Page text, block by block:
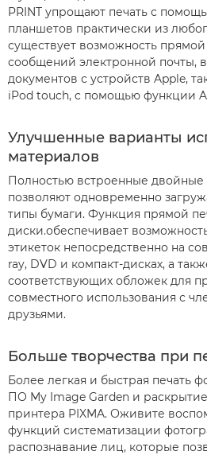
PRINT упрощают печать с
планшетов практически из
существует возможность
сообщений электронной почты,
документов с устройств Apple,
iPod touch, с помощью функции
Улучшенные варианты
материалов
Полностью встроенные двойные
позволяют одновременно
типы бумаги. Функция прямой
диски.обеспечивает
этикеток непосредственно на
ray, DVD и компакт-дисках, а
соответствующих обложек для
совместного использования с
друзьями.
Больше творчества при
Более легкая и быстрая печать
ПО My Image Garden и
принтера PIXMA. Оживите
функций систематизации
распознавание лиц, которые